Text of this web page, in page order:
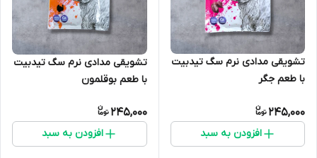
تشویقی مدادی نرم سگ تیدبیت
با طعم جگر
245,000
افزودن به سبد
تشویقی مدادی نرم سگ تیدبیت
با طعم بوقلمون
245,000
افزودن به سبد